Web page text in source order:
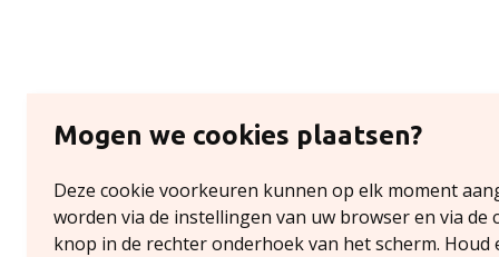
Mogen we cookies plaatsen?
Deze cookie voorkeuren kunnen op elk moment
worden via de instellingen van uw browser en via de
knop in de rechter onderhoek van het scherm. Houd